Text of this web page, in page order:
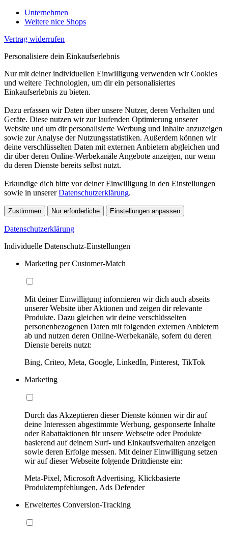
Unternehmen
Weitere nice Shops
Vertrag widerrufen
Personalisiere dein Einkaufserlebnis
Nur mit deiner individuellen Einwilligung verwenden wir Cookies
und weitere Technologien, um dir ein personalisiertes
Einkaufserlebnis zu bieten.
Dazu erfassen wir Daten über unsere Nutzer, deren Verhalten und
Geräte. Diese nutzen wir zur laufenden Optimierung unserer
Website und um dir personalisierte Werbung und Inhalte anzuzeigen
sowie zur Analyse der Nutzungsstatistiken. Außerdem können wir
deine verschlüsselten Daten mit externen Anbietern abgleichen und
dir über deren Online-Werbekanäle Angebote anzeigen, nur wenn
du deren Dienste bereits selbst nutzt.
Erkundige dich bitte vor deiner Einwilligung in den Einstellungen
sowie in unsererDatenschutzerklärung.
Zustimmen Nur erforderliche Einstellungen anpassen
Datenschutzerklärung
Individuelle Datenschutz-Einstellungen
Marketing per Customer-Match
Mit deiner Einwilligung informieren wir dich auch abseits
unserer Website über Aktionen und zeigen dir relevante
Produkte. Dazu gleichen wir deine verschlüsselten
personenbezogenen Daten mit folgenden externen Anbietern
ab und nutzen deren Online-Werbekanäle, sofern du deren
Dienste bereits nutzt:
Bing, Criteo, Meta, Google, LinkedIn, Pinterest, TikTok
Marketing
Durch das Akzeptieren dieser Dienste können wir dir auf
deine Interessen abgestimmte Werbung, gesponserte Inhalte
oder Rabattaktionen für unsere Webseite oder Produkte
basierend auf deinem Surf- und Einkaufsverhalten anzeigen
sowie deren Erfolge messen. Mit deiner Einwilligung setzen
wir auf dieser Webseite folgende Drittdienste ein:
Meta-Pixel, Microsoft Advertising, Klickbasierte
Produktempfehlungen, Ads Defender
Erweitertes Conversion-Tracking